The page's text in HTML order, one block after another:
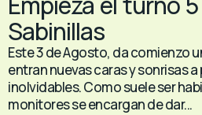
Sabinillas
Este 3 de Agosto, da comienzo
entran nuevas caras y sonrisas
inolvidables. Como suele ser
monitores se encargan de dar...